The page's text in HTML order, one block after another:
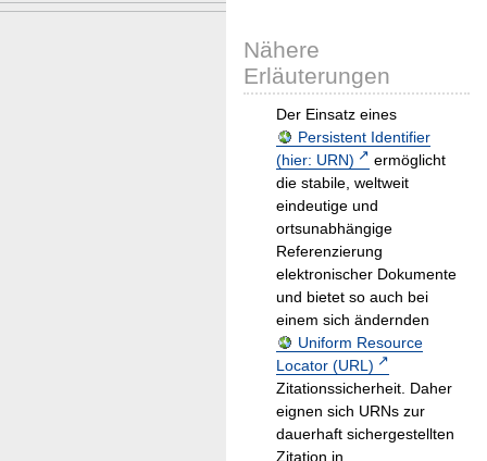
Nähere
Erläuterungen
Der Einsatz eines
Persistent Identifier
(hier: URN)
ermöglicht
die stabile, weltweit
eindeutige und
ortsunabhängige
Referenzierung
elektronischer Dokumente
und bietet so auch bei
einem sich ändernden
Uniform Resource
Locator (URL)
Zitationssicherheit. Daher
eignen sich URNs zur
dauerhaft sichergestellten
Zitation in